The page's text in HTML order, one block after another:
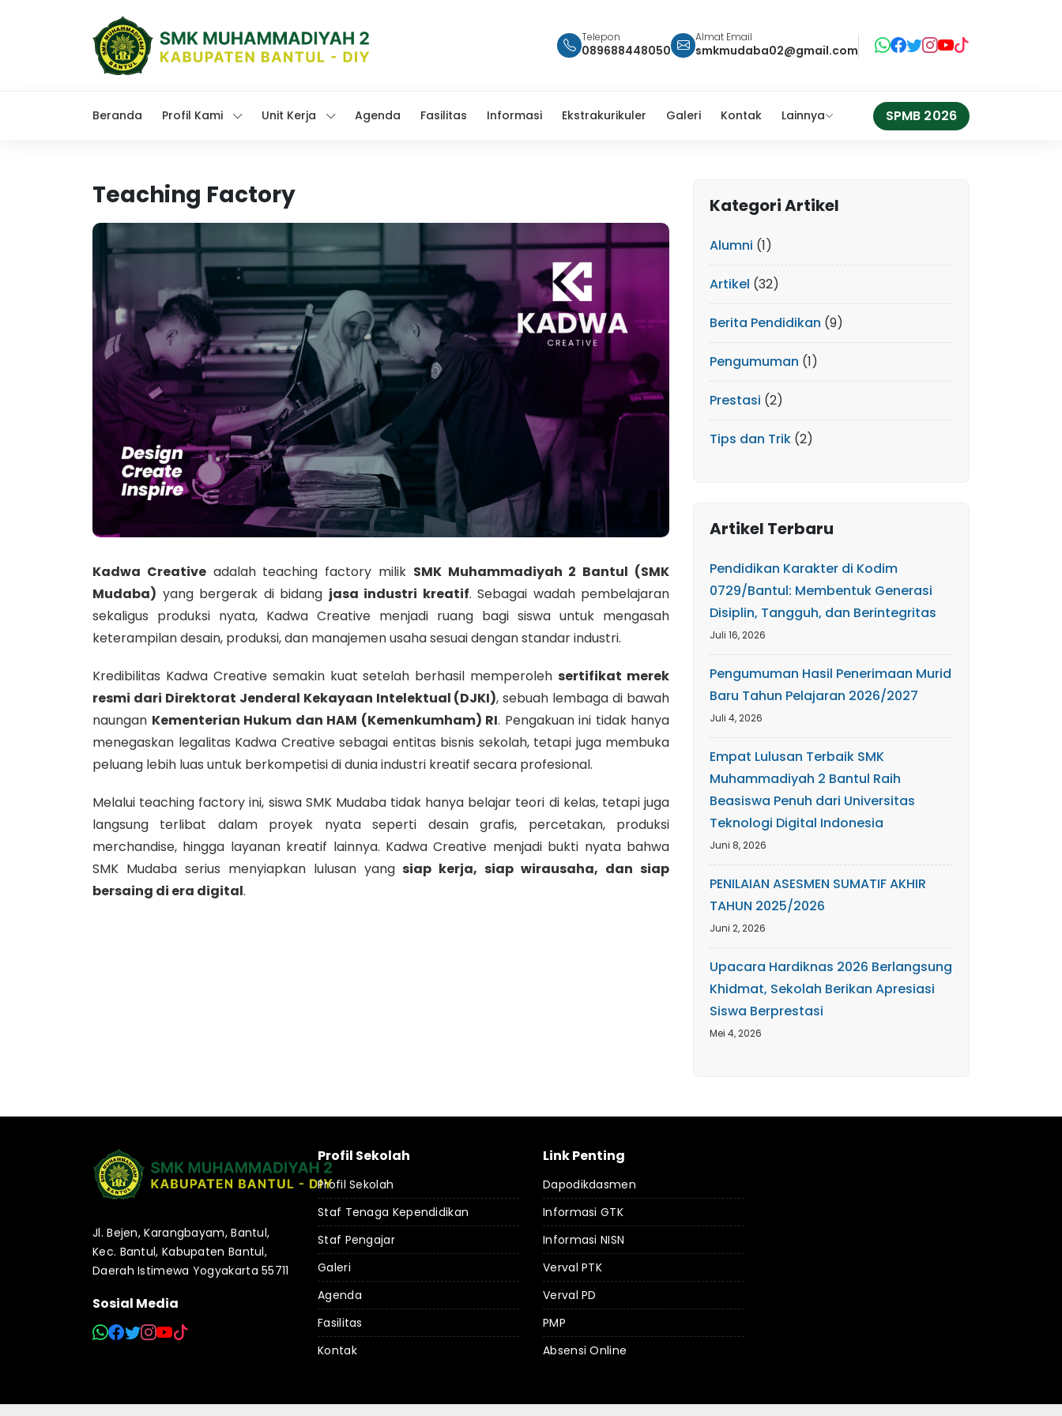
Telepon
089688448050
Almat Email
smkmudaba02@gmail.com
Beranda Profil Kami Unit Kerja Agenda Fasilitas Informasi Ekstrakurikuler Galeri Kontak Lainnya SPMB 2026
Teaching Factory
Kadwa Creativeadalah teaching factory milik SMK Muhammadiyah 2 Bantul (SMK
Mudaba) yang bergerak di bidang jasa industri kreatif. Sebagai wadah pembelajaran
sekaligus produksi nyata, Kadwa Creative menjadi ruang bagi siswa untuk mengasah
keterampilan desain, produksi, dan manajemen usaha sesuai dengan standar industri.
Kredibilitas Kadwa Creative semakin kuat setelah berhasil memperolehsertifikat merek
resmi dari Direktorat Jenderal Kekayaan Intelektual (DJKI), sebuah lembaga di bawah
naungan Kementerian Hukum dan HAM (Kemenkumham) RI. Pengakuan ini tidak hanya
menegaskan legalitas Kadwa Creative sebagai entitas bisnis sekolah, tetapi juga membuka
peluang lebih luas untuk berkompetisi di dunia industri kreatif secara profesional.
Melalui teaching factory ini, siswa SMK Mudaba tidak hanya belajar teori di kelas, tetapi juga
langsung terlibat dalam proyek nyata seperti desain grafis, percetakan, produksi
merchandise, hingga layanan kreatif lainnya. Kadwa Creative menjadi bukti nyata bahwa
SMK Mudaba serius menyiapkan lulusan yangsiap kerja, siap wirausaha, dan siap
bersaing di era digital.
Kategori Artikel
Alumni (1)
Artikel (32)
Berita Pendidikan (9)
Pengumuman (1)
Prestasi (2)
Tips dan Trik (2)
Artikel Terbaru
Pendidikan Karakter di Kodim
0729/Bantul: Membentuk Generasi
Disiplin, Tangguh, dan Berintegritas
Juli 16, 2026
Pengumuman Hasil Penerimaan Murid
Baru Tahun Pelajaran 2026/2027
Juli 4, 2026
Empat Lulusan Terbaik SMK
Muhammadiyah 2 Bantul Raih
Beasiswa Penuh dari Universitas
Teknologi Digital Indonesia
Juni 8, 2026
PENILAIAN ASESMEN SUMATIF AKHIR
TAHUN 2025/2026
Juni 2, 2026
Upacara Hardiknas 2026 Berlangsung
Khidmat, Sekolah Berikan Apresiasi
Siswa Berprestasi
Mei 4, 2026
Jl. Bejen, Karangbayam, Bantul,
Kec. Bantul, Kabupaten Bantul,
Daerah Istimewa Yogyakarta 55711
Sosial Media
Profil Sekolah
Profil Sekolah
Staf Tenaga Kependidikan
Staf Pengajar
Galeri
Agenda
Fasilitas
Kontak
Link Penting
Dapodikdasmen
Informasi GTK
Informasi NISN
Verval PTK
Verval PD
PMP
Absensi Online